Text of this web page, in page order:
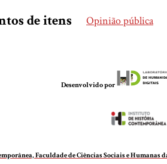
de itens Opinião pública
Desenvolvido por
Faculdade de Ciências Sociais e